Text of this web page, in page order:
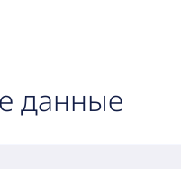
данные